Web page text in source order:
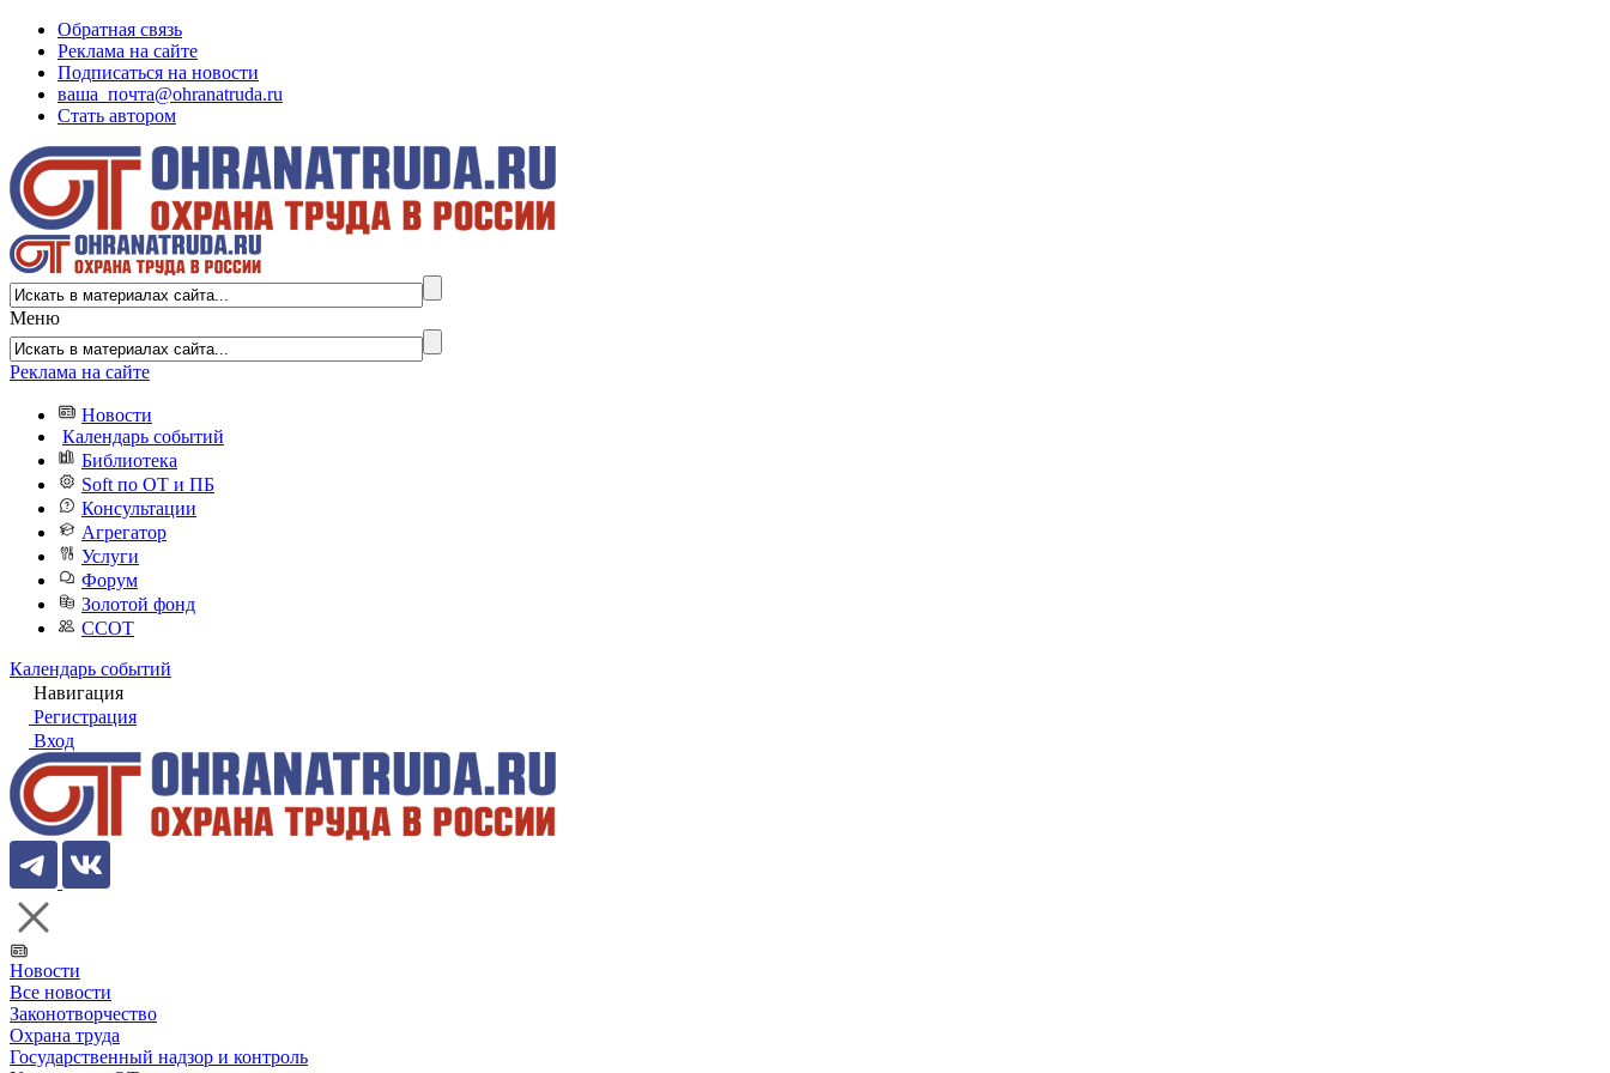
Обратная связь
Реклама на сайте
Подписаться на новости
ваша_почта@ohranatruda.ru
Стать автором
Меню
Реклама на сайте
Новости
Календарь событий
Библиотека
Soft по ОТ и ПБ
Консультации
Агрегатор
Услуги
Форум
Золотой фонд
ССОТ
Календарь событий
Навигация
Регистрация
Вход
Новости
Все новости
Законотворчество
Охрана труда
Государственный надзор и контроль